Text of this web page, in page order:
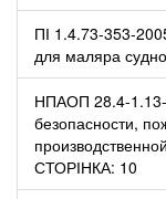
ПІ 1.4.73-353-
для маляра
НПАОП 28.4-
безопасности,
СТОРІНКА: 10